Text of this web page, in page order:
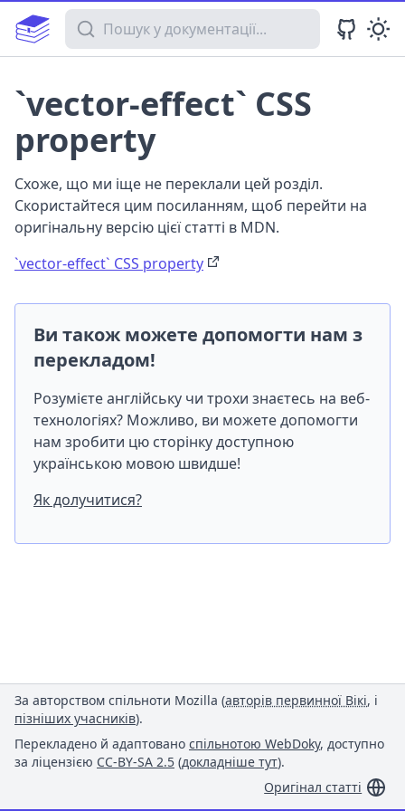
Пошук у документації
`vector-effect` CSS
property
Схоже, що ми іще не переклали цей розділ.
Скористайтеся цим посиланням, щоб перейти на
оригінальну версію цієї статті в MDN.
`vector-effect` CSS property
Ви також можете допомогти нам з
перекладом!
Розумієте англійську чи трохи знаєтесь на веб-
технологіях? Можливо, ви можете допомогти
нам зробити цю сторінку доступною
українською мовою швидше!
Як долучитися?
За авторством спільноти Mozilla (авторів первинної Вікі, і
пізніших учасників).
Перекладено й адаптовано спільнотою WebDoky, доступно
за ліцензією CC-BY-SA 2.5 (докладніше тут).
Оригінал статті